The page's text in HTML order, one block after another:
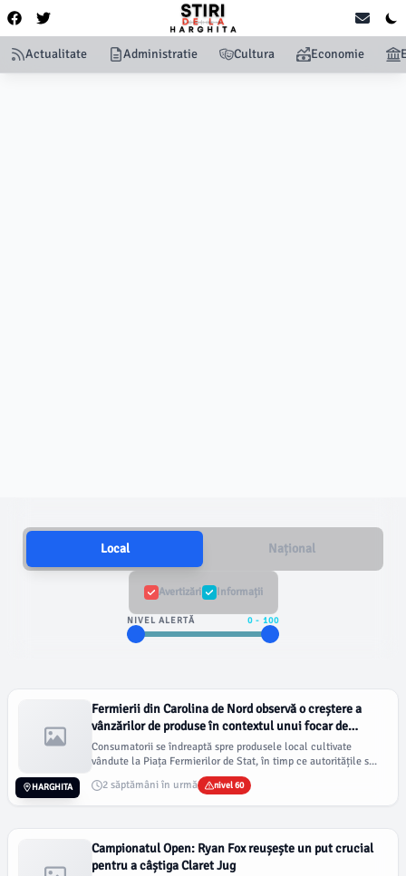
Actualitate Administratie Cultura Economie
Local Național
Avertizări Informații
NIVEL ALERTĂ 0 - 100
Fermierii din Carolina de Nord observă o creștere a
vânzărilor de produse în contextul unui focar de
cyclosporiază
Consumatorii se îndreaptă spre produsele local cultivate
vândute la Piața Fermierilor de Stat, în timp ce autoritățile s...
2 săptămâni în urmă
nivel 60
HARGHITA
Campionatul Open: Ryan Fox reușește un put crucial
pentru a câștiga Claret Jug